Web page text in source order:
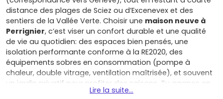
distance des plages de Sciez ou d’Excenevex et des
sentiers de la Vallée Verte. Choisir une maison neuve à
Perrignier, c’est viser un confort durable et une qualité
de vie au quotidien: des espaces bien pensés, une
isolation performante conforme à la RE2020, des
équipements sobres en consommation (pompe à
chaleur, double vitrage, ventilation maîtrisée), et souvent
un jardin privatif pour profiter des saisons. Tu gagnes en
tranquillité d’esprit grâce aux garanties légales du neuf
Lire la suite...